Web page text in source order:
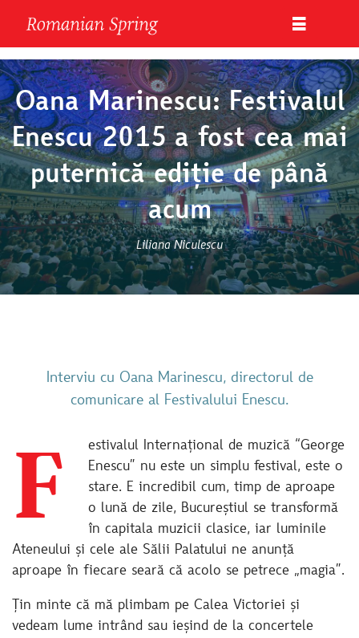
Oana Marinescu: Festivalul
Enescu 2015 a fost cea mai
puternică ediție de până
acum
Liliana Niculescu
Interviu cu Oana Marinescu, directorul de
comunicare al Festivalului Enescu.
F
estivalul Internațional de muzică “George
Enescu” nu este un simplu festival, este o
stare. E incredibil cum, timp de aproape
o lună de zile, Bucureștiul se transformă
în capitala muzicii clasice, iar luminile
Ateneului și cele ale Sălii Palatului ne anunță
aproape în fiecare seară că acolo se petrece „magia”.
Țin minte că mă plimbam pe Calea Victoriei și
vedeam lume intrând sau ieșind de la concertele